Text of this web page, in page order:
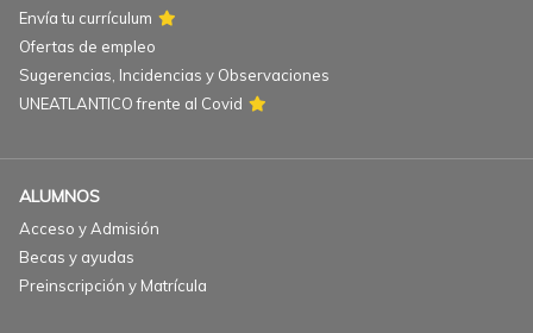
Envía tu currículum
Ofertas de empleo
Sugerencias, Incidencias y Observaciones
UNEATLANTICO frente al Covid
ALUMNOS
Acceso y Admisión
Becas y ayudas
Preinscripción y Matrícula